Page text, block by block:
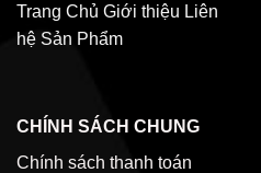
Trang Chủ Giới thiệu Liên
hệ Sản Phẩm
CHÍNH SÁCH CHUNG
Chính sách thanh toán